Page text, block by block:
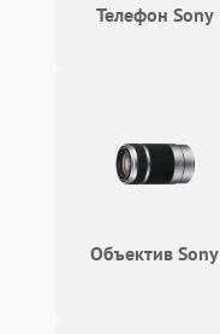
Телефон Sony
Объектив Sony